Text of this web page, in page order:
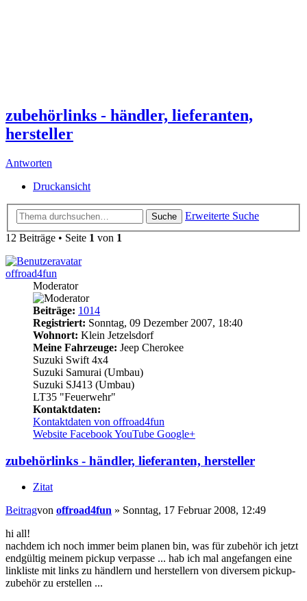
zubehörlinks - händler, lieferanten,
hersteller
Antworten
Druckansicht
Suche
Erweiterte Suche
12 Beiträge • Seite 1 von 1
offroad4fun
Moderator
Beiträge: 1014
Registriert: Sonntag, 09 Dezember 2007, 18:40
Wohnort: Klein Jetzelsdorf
Meine Fahrzeuge: Jeep Cherokee
Suzuki Swift 4x4
Suzuki Samurai (Umbau)
Suzuki SJ413 (Umbau)
LT35 "Feuerwehr"
Kontaktdaten:
Kontaktdaten von offroad4fun
Website FacebookYouTube Google+
zubehörlinks - händler, lieferanten, hersteller
Zitat
Beitragvon offroad4fun » Sonntag, 17 Februar 2008, 12:49
hi all!
nachdem ich noch immer beim planen bin, was für zubehör ich jetzt
endgültig meinem pickup verpasse ... hab ich mal angefangen eine
linkliste mit links zu händlern und herstellern von diversem pickup-
zubehör zu erstellen ...